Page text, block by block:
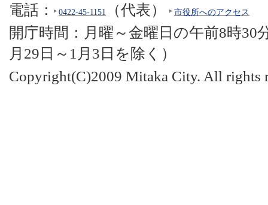
電話：
0422-45-1151 （代表） 市役所へのアクセス
開庁時間：月曜～金曜日の午前8時30
月29日～1月3日を除く）
Copyright(C)2009 Mitaka City. All rights